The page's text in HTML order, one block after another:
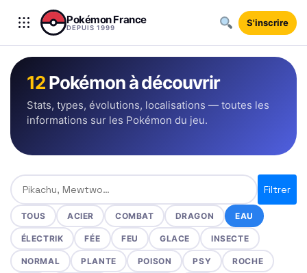
Aller au contenu
Pokémon France
DEPUIS 1999 S'inscrire
12Pokémon à découvrir
Stats, types, évolutions, localisations — toutes les
informations sur les Pokémon du jeu.
Rechercher un Pokémon
Filtrer
TOUS ACIER COMBAT DRAGON EAU
ÉLECTRIK FÉE FEU GLACE INSECTE
NORMAL PLANTE POISON PSY ROCHE